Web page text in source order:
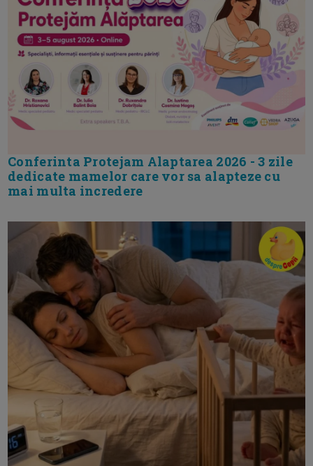
Conferinta Protejam Alaptarea 2026 - 3 zile
dedicate mamelor care vor sa alapteze cu
mai multa incredere